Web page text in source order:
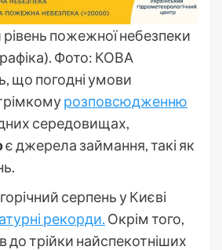
пожежної небезпеки
Фото: КОВА
що погодні умови
розповсюдженню
середовищах,
є джерела займання, такі як
серпень у Києві
рекорди. Окрім того,
до трійки найспекотніших